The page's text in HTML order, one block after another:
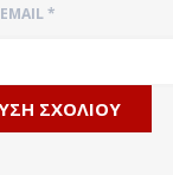
EMAIL*